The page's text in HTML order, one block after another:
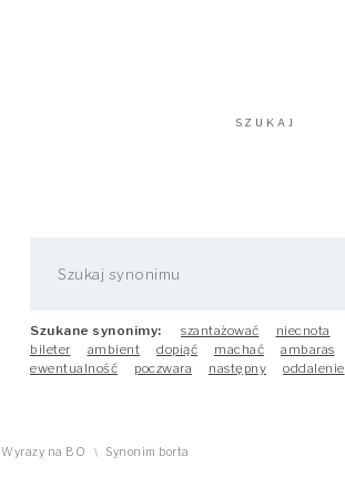
SZUKAJ
Szukane synonimy: szantażować niecnota
bileter
ambient dopiąć machać ambaras
ewentualność
poczwara następny oddalenie
Wyrazy na BO \ Synonim borta